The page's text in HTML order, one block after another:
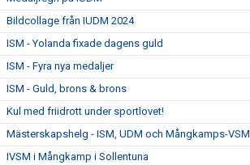
Bildcollage från IUDM 2024
ISM - Yolanda fixade dagens guld
ISM - Fyra nya medaljer
ISM - Guld, brons & brons
Kul med friidrott under sportlovet!
Mästerskapshelg - ISM, UDM och Mångkamps-VSM
IVSM i Mångkamp i Sollentuna